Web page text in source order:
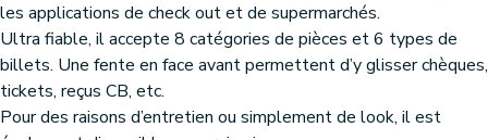
les applications de check out et de supermarchés.
Ultra fiable, il accepte 8 catégories de pièces et 6 types de
billets. Une fente en face avant permettent d’y glisser chèques,
tickets, reçus CB, etc.
Pour des raisons d’entretien ou simplement de look, il est